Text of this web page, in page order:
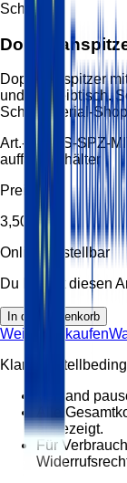
Schreiben
Doppelanspitzer
und Schreibtisch.
Schulmaterial-
Art.-Nr.: HS-SPZ-
auffangbehälter
Preis
3,50 €
Online bestellbar
Du kannst diesen
In den Warenkorb
Weiter einkaufen
Klare
Versand
Alle
angezeigt.
Für